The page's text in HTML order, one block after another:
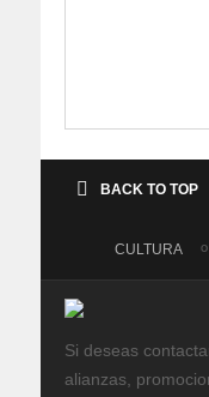
BACK TO TOP
CULTURA
Si deseas
alianzas,